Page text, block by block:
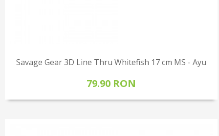
Savage Gear 3D Line Thru Whitefish 17 cm MS - Ayu
79.90 RON